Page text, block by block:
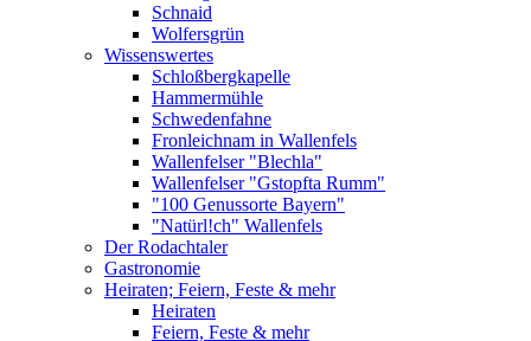
Schnaid
Wolfersgrün
Wissenswertes
Schloßbergkapelle
Hammermühle
Schwedenfahne
Fronleichnam in Wallenfels
Wallenfelser "Blechla"
Wallenfelser "Gstopfta Rumm"
"100 Genussorte Bayern"
"Natürl!ch" Wallenfels
Der Rodachtaler
Gastronomie
Heiraten; Feiern, Feste & mehr
Heiraten
Feiern, Feste & mehr